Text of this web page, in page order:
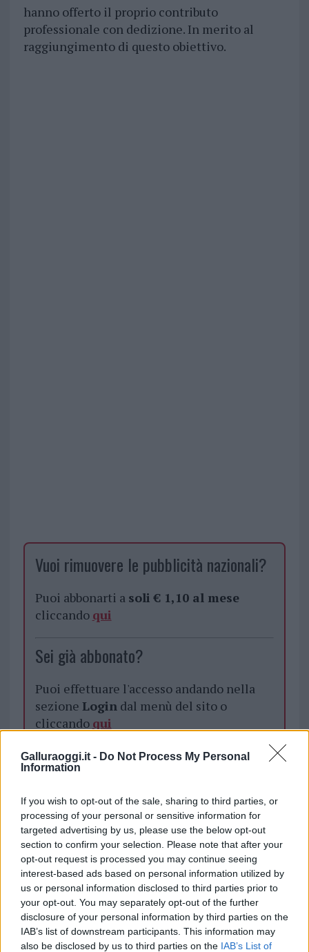
Galluraoggi.it - Do Not Process My Personal
Information
If you wish to opt-out of the sale, sharing to third parties, or
processing of your personal or sensitive information for
targeted advertising by us, please use the below opt-out
section to confirm your selection. Please note that after your
opt-out request is processed you may continue seeing
interest-based ads based on personal information utilized by
us or personal information disclosed to third parties prior to
your opt-out. You may separately opt-out of the further
disclosure of your personal information by third parties on the
IAB’s list of downstream participants. This information may
also be disclosed by us to third parties on the IAB’s List of
hanno offerto il proprio contributo
professionale con dedizione. In merito al
raggiungimento di questo obiettivo.
Vuoi rimuovere le pubblicità nazionali?
Puoi abbonarti a soli € 1,10 al mese
cliccando qui
Sei già abbonato?
Puoi effettuare l'accesso andando nella
sezione Logindal menù del sito o
cliccando qui
TEMI: Fabio Lai
Notizie La Maddalena
Notizie Sardegna
Piazza Comando La Maddalena
Piazza Umberto I
Regione La Maddalena
Inviaci le tue segnalazioni,
i tuoi video e le tue foto
Su WhatsApp al numero +39
345 356 7512